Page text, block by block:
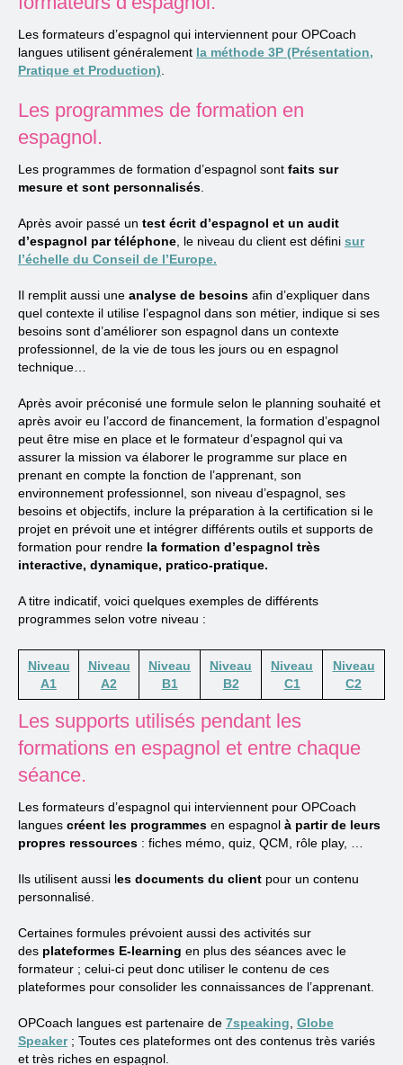
Les formateurs d’espagnol qui interviennent pour OPCoach
langues utilisent généralement la méthode 3P (Présentation,
Pratique et Production)
Les programmes de formation en
espagnol.
Les programmes de formation d’espagnol sont faits sur
mesure et sont personnalisés
Après avoir passé un test écrit d’espagnol et un audit
d’espagnol par téléphone , le niveau du client est défini sur
l’échelle du Conseil de l’Europe.
Il remplit aussi une analyse de besoins afin d’expliquer dans
quel contexte il utilise l’espagnol dans son métier, indique si ses
besoins sont d’améliorer son espagnol dans un contexte
professionnel, de la vie de tous les jours ou en espagnol
technique…
Après avoir préconisé une formule selon le planning souhaité et
après avoir eu l’accord de financement, la formation d’espagnol
peut être mise en place et le formateur d’espagnol qui va
assurer la mission va élaborer le programme sur place en
prenant en compte la fonction de l’apprenant, son
environnement professionnel, son niveau d’espagnol, ses
besoins et objectifs, inclure la préparation à la certification si le
projet en prévoit une et intégrer différents outils et supports de
formation pour rendre la formation d’espagnol très
interactive, dynamique, pratico-pratique.
A titre indicatif, voici quelques exemples de différents
programmes selon votre niveau :
Niveau
A1
Niveau
A2
Niveau
B1
Niveau
B2
Niveau
C1
Niveau
C2
Les supports utilisés pendant les
formations en espagnol et entre chaque
séance.
Les formateurs d’espagnol qui interviennent pour OPCoach
langues créent les programmes en espagnol à partir de leurs
propres ressources : fiches mémo, quiz, QCM, rôle play, …
Ils utilisent aussi les documents du client pour un contenu
personnalisé.
Certaines formules prévoient aussi des activités sur
des plateformes E-learning en plus des séances avec le
formateur ; celui-ci peut donc utiliser le contenu de ces
plateformes pour consolider les connaissances de l’apprenant.
OPCoach langues est partenaire de 7speaking Globe
Speaker; Toutes ces plateformes ont des contenus très variés
et très riches en espagnol.